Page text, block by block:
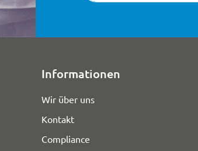
Informationen
Wir über uns
Kontakt
Compliance